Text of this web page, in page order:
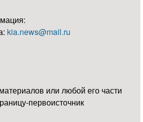
kia.news@mail.ru
или любой его части
первоисточник